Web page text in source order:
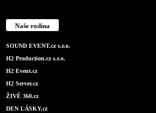
Naše rodina
SOUND EVENT.cz s.r.o.
H2 Production.cz s.r.o.
H2 Event.cz
H2 Server.cz
ŽIVĚ 360.cz
DEN LÁSKY.cz